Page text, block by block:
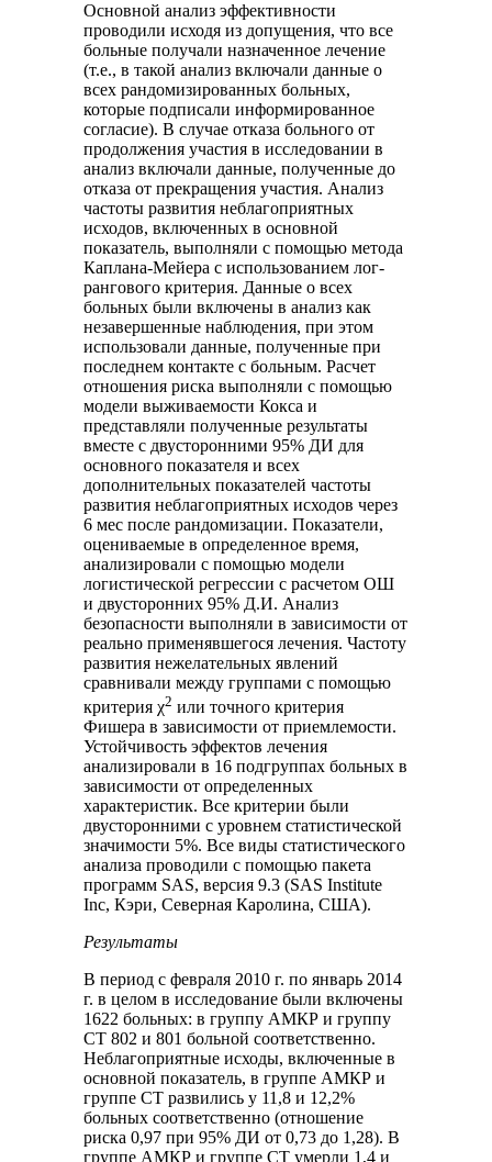
Основной анализ эффективности
проводили исходя из допущения, что все
больные получали назначенное лечение
(т.е., в такой анализ включали данные о
всех рандомизированных больных,
которые подписали информированное
согласие). В случае отказа больного от
продолжения участия в исследовании в
анализ включали данные, полученные до
отказа от прекращения участия. Анализ
частоты развития неблагоприятных
исходов, включенных в основной
показатель, выполняли с помощью метода
Каплана-Мейера с использованием лог-
рангового критерия. Данные о всех
больных были включены в анализ как
незавершенные наблюдения, при этом
использовали данные, полученные при
последнем контакте с больным. Расчет
отношения риска выполняли с помощью
модели выживаемости Кокса и
представляли полученные результаты
вместе с двусторонними 95% ДИ для
основного показателя и всех
дополнительных показателей частоты
развития неблагоприятных исходов через
6 мес после рандомизации. Показатели,
оцениваемые в определенное время,
анализировали с помощью модели
логистической регрессии с расчетом ОШ
и двусторонних 95% Д.И. Анализ
безопасности выполняли в зависимости от
реально применявшегося лечения. Частоту
развития нежелательных явлений
сравнивали между группами с помощью
критерия χ2 или точного критерия
Фишера в зависимости от приемлемости.
Устойчивость эффектов лечения
анализировали в 16 подгруппах больных в
зависимости от определенных
характеристик. Все критерии были
двусторонними с уровнем статистической
значимости 5%. Все виды статистического
анализа проводили с помощью пакета
программ SAS, версия 9.3 (SAS Institute
Inc, Кэри, Северная Каролина, США).
Результаты
В период с февраля 2010 г. по январь 2014
г. в целом в исследование были включены
1622 больных: в группу АМКР и группу
СТ 802 и 801 больной соответственно.
Неблагоприятные исходы, включенные в
основной показатель, в группе АМКР и
группе СТ развились у 11,8 и 12,2%
больных соответственно (отношение
риска 0,97 при 95% ДИ от 0,73 до 1,28). В
группе АМКР и группе СТ умерли 1,4 и